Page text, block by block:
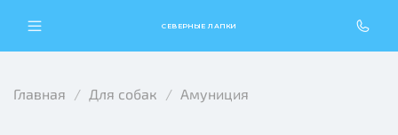
СЕВЕРНЫЕ ЛАПКИ
Главная Для собак Амуниция